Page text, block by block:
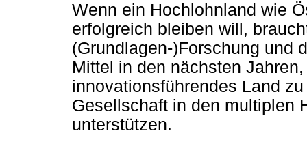
Wenn ein Hochlohnland wie
erfolgreich bleiben will,
(Grundlagen-)Forschung und
Mittel in den nächsten
innovationsführendes Land
Gesellschaft in den multiplen
unterstützen.